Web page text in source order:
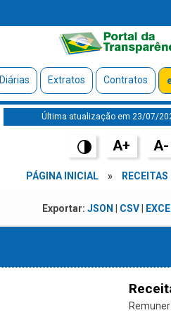
Diárias Extratos Contratos
Última atualização em 23/07/
A+ A-
PÁGINA INICIAL » RECEITAS
Exportar: JSON CSV|